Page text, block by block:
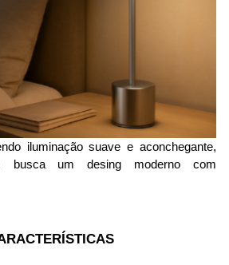
iluminação suave e aconchegante,
busca um desing moderno com